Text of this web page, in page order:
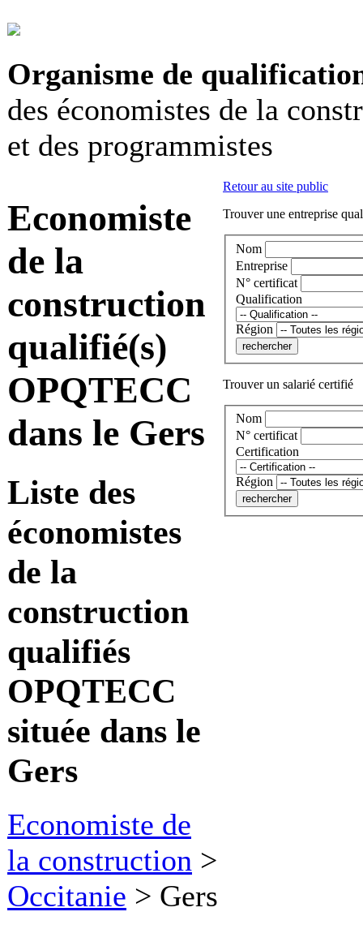
Organisme de
des économistes de la
et des programmistes
Economiste
de la
construction
qualifié(s)
OPQTECC
dans le Gers
Liste des
économistes
de la
construction
qualifiés
OPQTECC
située dans le
Gers
Economiste de
la construction >
Occitanie > Gers
Retour au site public
Trouver une entreprise
Nom
Entreprise
N° certificat
Qualification
Région
Trouver un salarié certifié
Nom
N° certificat
Certification
Région